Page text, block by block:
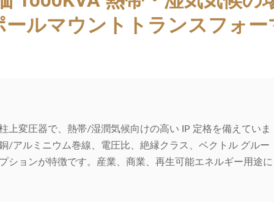
ルマウントトランスフォー
上変圧器で、熱帯/湿潤気候向けの高い IP 定格を備えていま
/アルミニウム巻線、電圧比、絶縁クラス、ベクトル グルー
ションが特徴です。産業、商業、再生可能エネルギー用途に